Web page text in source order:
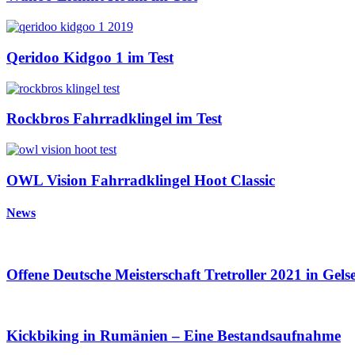
Qeridoo Kidgoo 1 im Test
Rockbros Fahrradklingel im Test
OWL Vision Fahrradklingel Hoot Classic
News
Offene Deutsche Meisterschaft Tretroller 2021 in
Kickbiking in Rumänien – Eine Bestandsaufnahme